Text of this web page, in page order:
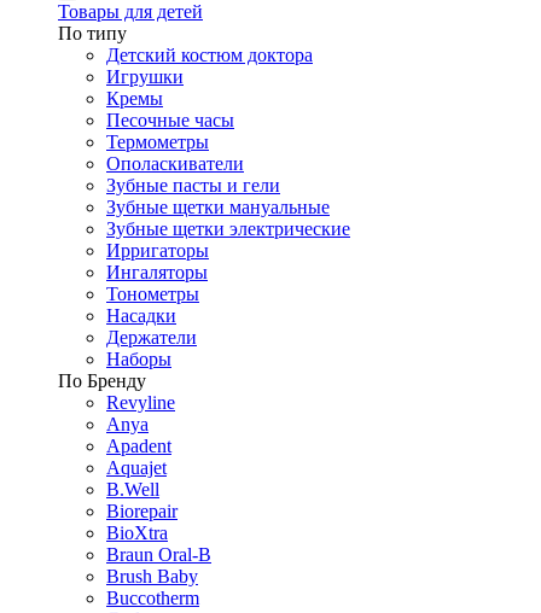
Товары для детей
По типу
Детский костюм доктора
Игрушки
Кремы
Песочные часы
Термометры
Ополаскиватели
Зубные пасты и гели
Зубные щетки мануальные
Зубные щетки электрические
Ирригаторы
Ингаляторы
Тонометры
Насадки
Держатели
Наборы
По Бренду
Revyline
Anya
Apadent
Aquajet
B.Well
Biorepair
BioXtra
Braun Oral-B
Brush Baby
Buccotherm